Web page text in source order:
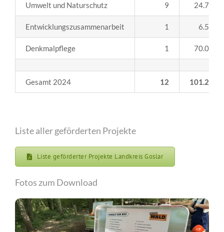
Umwelt und Naturschutz 9
Entwicklungszusammenarbeit 1
Denkmalpflege 1
Gesamt 2024 12
Liste aller geförderten Projekte
Liste geförderter Projekte Landkreis Goslar
Fotos zum Download